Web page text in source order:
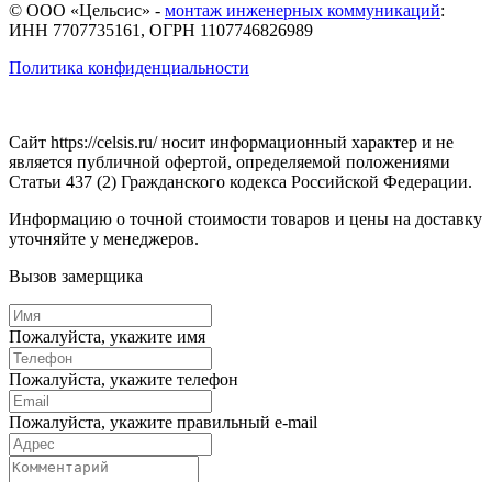
© ООО «Цельсис» - монтаж инженерных коммуникаций:
ИНН 7707735161, ОГРН 1107746826989
Политика конфиденциальности
Сайт https://celsis.ru/ носит информационный характер и не
является публичной офертой, определяемой положениями
Статьи 437 (2) Гражданского кодекса Российской Федерации.
Информацию о точной стоимости товаров и цены на доставку
уточняйте у менеджеров.
Вызов замерщика
Пожалуйста, укажите имя
Пожалуйста, укажите телефон
Пожалуйста, укажите правильный e-mail